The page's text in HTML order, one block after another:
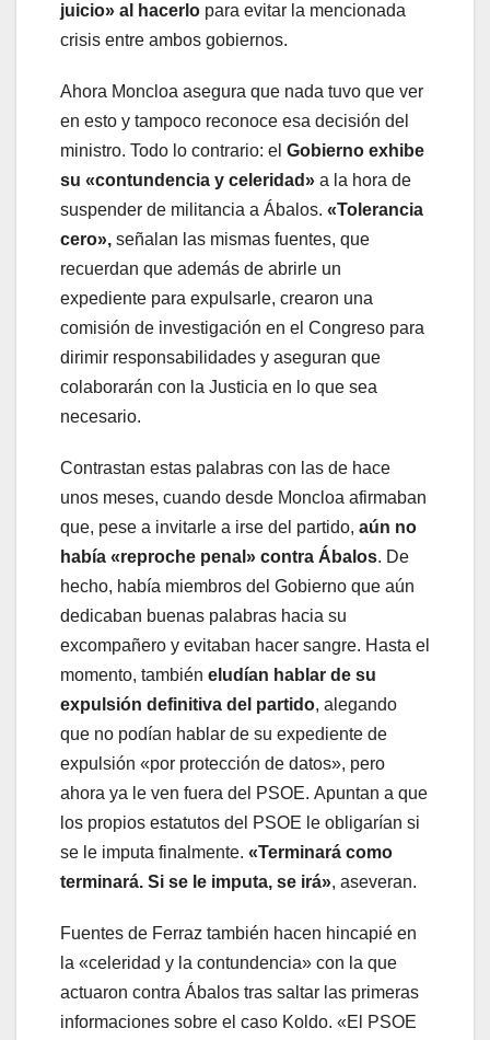
juicio» al hacerlo para evitar la mencionada
crisis entre ambos gobiernos.
Ahora Moncloa asegura que nada tuvo que ver
en esto y tampoco reconoce esa decisión del
ministro. Todo lo contrario: el Gobierno exhibe
su «contundencia y celeridad» a la hora de
suspender de militancia a Ábalos. «Tolerancia
cero», señalan las mismas fuentes, que
recuerdan que además de abrirle un
expediente para expulsarle, crearon una
comisión de investigación en el Congreso para
dirimir responsabilidades y aseguran que
colaborarán con la Justicia en lo que sea
necesario.
Contrastan estas palabras con las de hace
unos meses, cuando desde Moncloa afirmaban
que, pese a invitarle a irse del partido, aún no
había «reproche penal» contra Ábalos. De
hecho, había miembros del Gobierno que aún
dedicaban buenas palabras hacia su
excompañero y evitaban hacer sangre. Hasta el
momento, también eludían hablar de su
expulsión definitiva del partido, alegando
que no podían hablar de su expediente de
expulsión «por protección de datos», pero
ahora ya le ven fuera del PSOE. Apuntan a que
los propios estatutos del PSOE le obligarían si
se le imputa finalmente. «Terminará como
terminará. Si se le imputa, se irá», aseveran.
Fuentes de Ferraz también hacen hincapié en
la «celeridad y la contundencia» con la que
actuaron contra Ábalos tras saltar las primeras
informaciones sobre el caso Koldo. «El PSOE